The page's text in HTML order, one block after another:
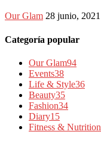
Our Glam 28 junio, 2021
Categoría popular
Our Glam94
Events38
Life & Style36
Beauty35
Fashion34
Diary15
Fitness & Nutrition